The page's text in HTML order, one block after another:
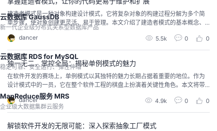
云数据库 GaussDB
新一代企业级分布式关系型数据库产品
云数据库 RDS for MySQL
稳定可靠、安全运行、弹性伸缩
MapReduce服务 MRS
企业级大数据集群云服务
建造者模式是一种对象构建设计模式，它将复杂对象的构建过程分解为多个简
单步骤，使对象创建更灵活、易于管理。本文介绍了建造者模式的基本概念、
优势，通过案例详细剖析了其设计过程和实现方式。建造者模式适用于需要创
建复杂对象且希望构建过程具有灵活性的场景。使用时需注意，建造者模式可
能会增加代码的复杂性，应谨慎选择。本文为读者提供了一个快速了解建造者
模式的概览，有助于理解并掌握这一设计模式。
dancer 5.5k 0 0
独一无二，掌控全局：揭秘单例模式的魅力
在软件开发的赛场上，单例模式以其独特的魅力长期占据着重要的地位。作为
设计模式中的一员，它在整个软件工程的棋盘上扮演着关键性角色。本文将带
你深入探索单例模式的神秘面纱，从历史渊源到现代应用，从基础实现到高级
技巧，经过戏剧性的转折和层层推进，我们将一步步揭开这一模式背后的秘
密。文章串起时间的线索，带你重回单例模式的起源，理解它在软件工程历史
dancer 4.9k 0 0
解锁软件开发的无限可能：深入探索抽象工厂模式